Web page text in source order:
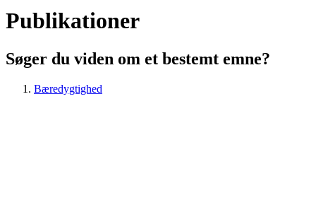
Publikationer
Søger du viden om et bestemt emne?
Bæredygtighed